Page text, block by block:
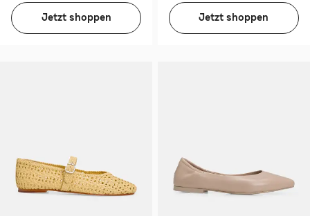
Jetzt shoppen Jetzt shoppen